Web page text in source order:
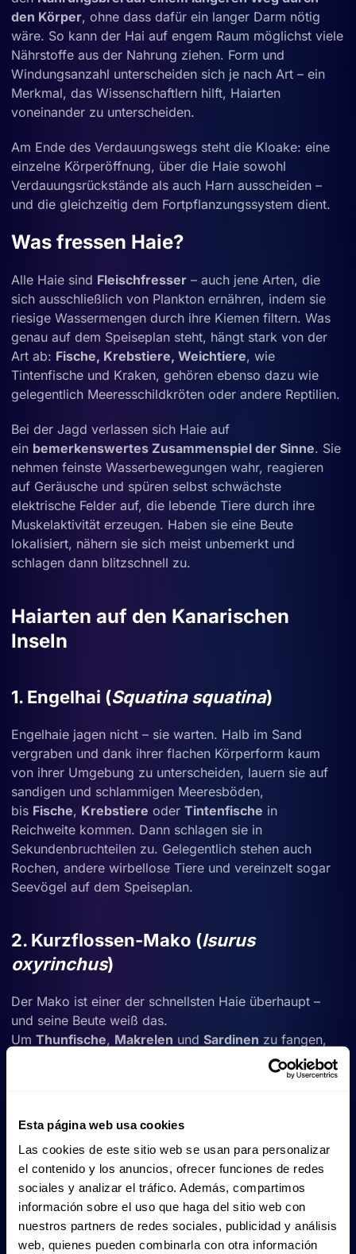
Esta página web usa cookies
Las cookies de este sitio web se usan para personalizar
el contenido y los anuncios, ofrecer funciones de redes
sociales y analizar el tráfico. Además, compartimos
información sobre el uso que haga del sitio web con
nuestros partners de redes sociales, publicidad y análisis
web, quienes pueden combinarla con otra información
den Körper, ohne dass dafür ein langer Darm nötig
wäre. So kann der Hai auf engem Raum möglichst viele
Nährstoffe aus der Nahrung ziehen. Form und
Windungsanzahl unterscheiden sich je nach Art – ein
Merkmal, das Wissenschaftlern hilft, Haiarten
voneinander zu unterscheiden.
Am Ende des Verdauungswegs steht die Kloake: eine
einzelne Körperöffnung, über die Haie sowohl
Verdauungsrückstände als auch Harn ausscheiden –
und die gleichzeitig dem Fortpflanzungssystem dient.
Was fressen Haie?
Alle Haie sind Fleischfresser – auch jene Arten, die
sich ausschließlich von Plankton ernähren, indem sie
riesige Wassermengen durch ihre Kiemen filtern. Was
genau auf dem Speiseplan steht, hängt stark von der
Art ab: Fische, Krebstiere, Weichtiere, wie
Tintenfische und Kraken, gehören ebenso dazu wie
gelegentlich Meeresschildkröten oder andere Reptilien.
Bei der Jagd verlassen sich Haie auf
ein bemerkenswertes Zusammenspiel der Sinne. Sie
nehmen feinste Wasserbewegungen wahr, reagieren
auf Geräusche und spüren selbst schwächste
elektrische Felder auf, die lebende Tiere durch ihre
Muskelaktivität erzeugen. Haben sie eine Beute
lokalisiert, nähern sie sich meist unbemerkt und
schlagen dann blitzschnell zu.
Haiarten auf den Kanarischen
Inseln
1. Engelhai (Squatina squatina)
Engelhaie jagen nicht – sie warten. Halb im Sand
vergraben und dank ihrer flachen Körperform kaum
von ihrer Umgebung zu unterscheiden, lauern sie auf
sandigen und schlammigen Meeresböden,
bis Fische, Krebstiere oder Tintenfische in
Reichweite kommen. Dann schlagen sie in
Sekundenbruchteilen zu. Gelegentlich stehen auch
Rochen, andere wirbellose Tiere und vereinzelt sogar
Seevögel auf dem Speiseplan.
2. Kurzflossen-Mako (Isurus
oxyrinchus)
Der Mako ist einer der schnellsten Haie überhaupt –
und seine Beute weiß das.
Um Thunfische, Makrelen und Sardinen zu fangen,
braucht er Tempo und Ausdauer. Kalmare ergänzen
den Speiseplan, und wenn die Gelegenheit es zulässt,
Schweinswale und Delfine.
3. Weißer Hai (Carcharodon
carcharias)
Der Weiße Hai ist ein anpassungsfähiger Jäger an der
Spitze der Nahrungskette. Jungtiere ernähren sich vor